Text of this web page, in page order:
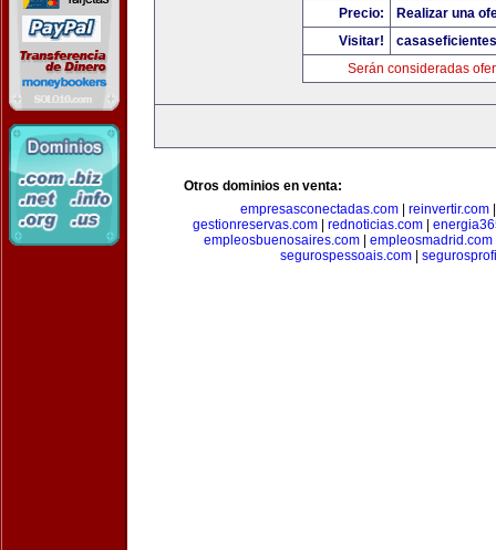
Precio:
Realizar una
Visitar!
Serán consideradas
Otros dominios en venta:
empresasconectadas.com| reinvertir.com
gestionreservas.com| rednoticias.com|
empleosbuenosaires.com
empleosmadrid.com
segurospessoais.com|